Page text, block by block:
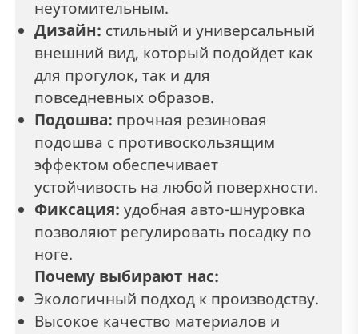
неутомительным.
Дизайн: стильный и универсальный
внешний вид, который подойдет как
для прогулок, так и для
повседневных образов.
Подошва: прочная резиновая
подошва с противоскользящим
эффектом обеспечивает
устойчивость на любой поверхности.
Фиксация: удобная авто-шнуровка
позволяют регулировать посадку по
ноге.
Почему выбирают нас:
Экологичный подход к производству.
Высокое качество материалов и